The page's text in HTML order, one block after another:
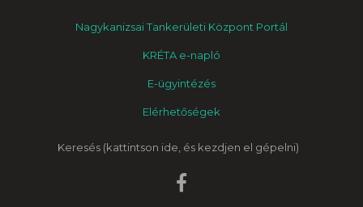
Nagykanizsai Tankerületi Központ Portál
KRÉTA e-napló
E-ügyintézés
Elérhetőségek
Keresés